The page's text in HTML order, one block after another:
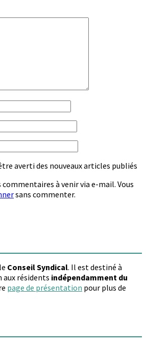
averti des nouveaux articles publiés
à venir via e-mail. Vous
sans commenter.
Conseil Syndical. Il est destiné à
résidents indépendamment du
page de présentation pour plus de